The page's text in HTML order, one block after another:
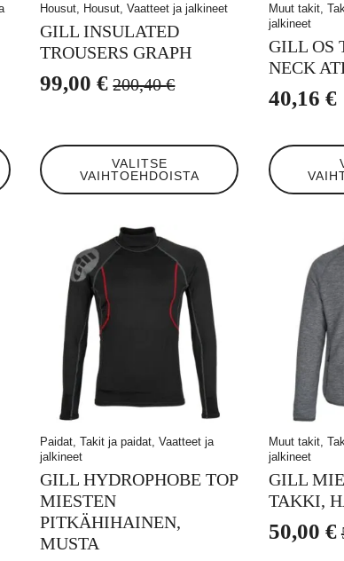
Housut, Housut, Vaatteet ja jalkineet
GILL INSULATED
TROUSERS GRAPH
200,40€
Alkuperäinen
oli:
200,40 €.
99,00€
Nykyinen
on:
99,00 €.VALITSE
VAIHTOEHDOISTA
Tällä
tuotteella
on
valinnat
tuotteen
sivulla.
Muut takit,
jalkineet
GILL OS
NECK
40,16 €
Tällä
tuotteella
on
valinnat
tuotteen
sivulla.
Paidat, Takit ja paidat, Vaatteet ja
jalkineet
GILL HYDROPHOBE TOP
MIESTEN
PITKÄHIHAINEN,
MUSTA
Muut takit,
jalkineet
GILL
TAKKI,
50,00 €